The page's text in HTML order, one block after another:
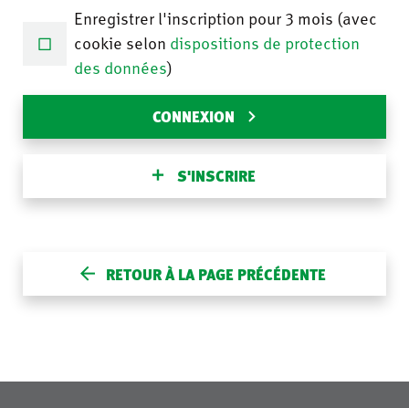
Enregistrer l'inscription pour 3 mois (avec
cookie selon dispositions de protection
des données)
CONNEXION
S'INSCRIRE
RETOUR À LA PAGE PRÉCÉDENTE